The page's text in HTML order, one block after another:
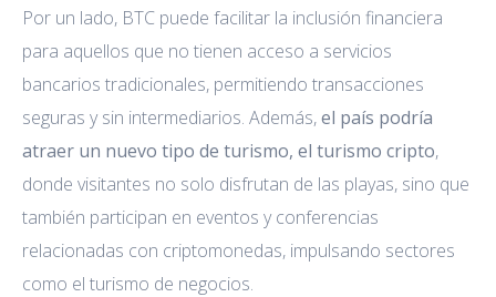
Por un lado, BTC puede facilitar la inclusión financiera
para aquellos que no tienen acceso a servicios
bancarios tradicionales, permitiendo transacciones
seguras y sin intermediarios. Además,el país podría
atraer un nuevo tipo de turismo, el turismo cripto,
donde visitantes no solo disfrutan de las playas, sino que
también participan en eventos y conferencias
relacionadas con criptomonedas, impulsando sectores
como el turismo de negocios.